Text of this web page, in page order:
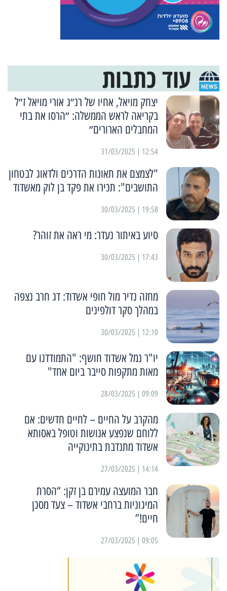
עוד כתבות
יצחק מויאל, אחיו של רנ״ג אורי מויאל ז״ל
בקריאה לראש הממשלה: ״הרסו את בתי
המחבלים הארורים״
12:54 | 31/03/2025
"לצמצם את תאונות הדרכים ולדאוג לבטחון
התושבים": תכירו את פקד בן לוק מאשדוד
19:58 | 30/03/2025
סיוע באיתור נעדר: מי ראה את זוהר?
17:43 | 30/03/2025
מחזה נדיר מול חופי אשדוד: דג חרב נצפה
במהלך סקר דולפינים
12:10 | 30/03/2025
יו"ר נמל אשדוד חושף: "התמודדנו עם
מאות מתקפות סייבר ביום אחד"
09:09 | 28/03/2025
מהקרב על החיים – לחיים חדשים: אם
ללוחם שנפצע אנושות וטופל באסותא
אשדוד מתנדבת בתינוקייה
14:14 | 27/03/2025
חבר המועצה עמירם בן זקן: “הסרת
המיגוניות ברחבי אשדוד – צעד מסכן
חיים!”
09:05 | 27/03/2025